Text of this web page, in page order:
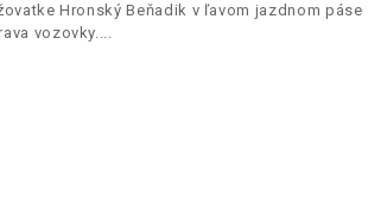
Hronský Beňadik v ľavom jazdnom páse
vozovky.